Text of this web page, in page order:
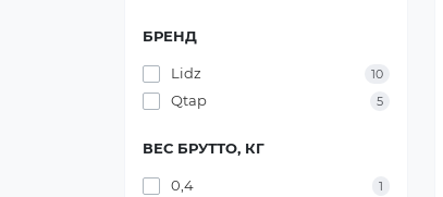
БРЕНД
Lidz 10
Qtap 5
ВЕС БРУТТО, КГ
0,4 1